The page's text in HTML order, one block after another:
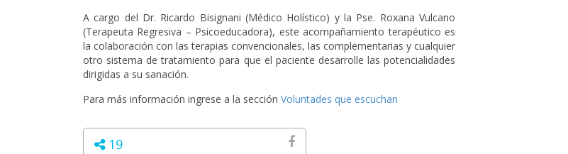
A cargo del Dr. Ricardo Bisignani (Médico Holístico) y la Pse. Roxana Vulcano
(Terapeuta Regresiva – Psicoeducadora), este acompañamiento terapéutico es
la colaboración con las terapias convencionales, las complementarias y cualquier
otro sistema de tratamiento para que el paciente desarrolle las potencialidades
dirigidas a su sanación.
Para más información ingrese a la sección Voluntades que escuchan
19